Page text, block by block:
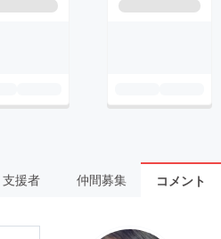
支援者 仲間募集 コメント